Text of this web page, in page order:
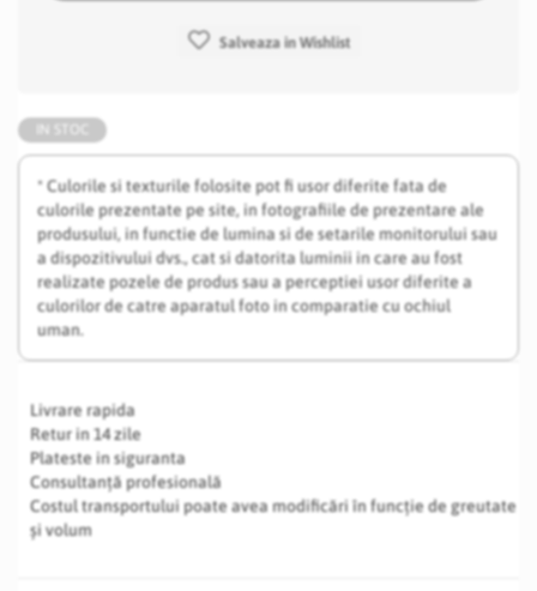
* Culorile si texturile folosite pot fi usor diferite fata de
culorile prezentate pe site, in fotografiile de prezentare ale
produsului, in functie de lumina si de setarile monitorului sau
a dispozitivului dvs., cat si datorita luminii in care au fost
realizate pozele de produs sau a perceptiei usor diferite a
culorilor de catre aparatul foto in comparatie cu ochiul
uman.
Livrare rapida
Retur in 14 zile
Plateste in siguranta
Consultanță profesională
Costul transportului poate avea modificări în funcție de greutate
și volum
Salveaza in Wishlist